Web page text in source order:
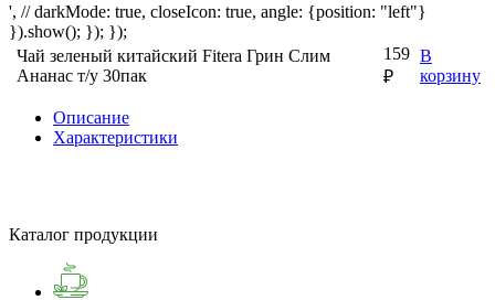
', // darkMode: true, closeIcon: true, angle: {position: "left"}
}).show(); }); });
Чай зеленый китайский Fitera Грин Слим
Ананас т/у 30пак
159
₽
В
корзину
Описание
Характеристики
Каталог продукции